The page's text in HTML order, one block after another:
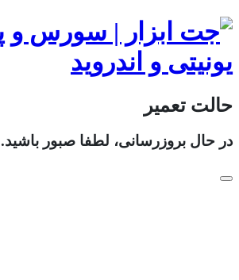
حالت تعمیر
در حال بروزرسانی، لطفا صبور باشید.